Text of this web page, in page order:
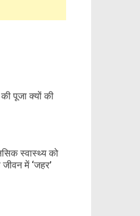
की पूजा क्यों की
स्वास्थ्य को
में ‘जहर’